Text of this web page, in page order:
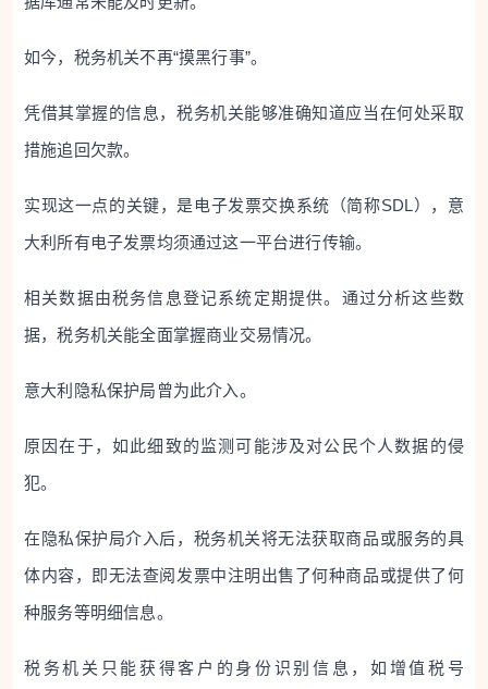
如今，税务机关不再“摸黑行事”。
凭借其掌握的信息，税务机关能够准确知道应当在何处采取
措施追回欠款。
实现这一点的关键，是电子发票交换系统（简称SDL），意
大利所有电子发票均须通过这一平台进行传输。
相关数据由税务信息登记系统定期提供。通过分析这些数
据，税务机关能全面掌握商业交易情况。
意大利隐私保护局曾为此介入。
原因在于，如此细致的监测可能涉及对公民个人数据的侵
犯。
在隐私保护局介入后，税务机关将无法获取商品或服务的具
体内容，即无法查阅发票中注明出售了何种商品或提供了何
种服务等明细信息。
税务机关只能获得客户的身份识别信息，如增值税号